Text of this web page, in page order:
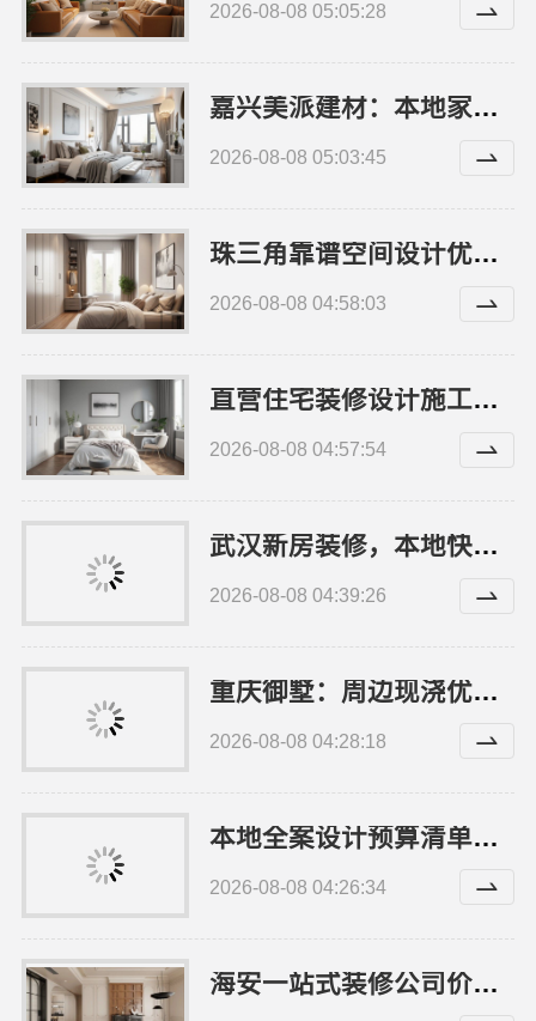
2026-08-08 05:05:28
嘉兴美派建材：本地家装服务靠谱商家
2026-08-08 05:03:45
珠三角靠谱空间设计优惠活动广东鼎饰空间装饰
2026-08-08 04:58:03
直营住宅装修设计施工婚房推荐浙江臻美新型建材有限公司
2026-08-08 04:57:54
武汉新房装修，本地快装轻量透明报价
2026-08-08 04:39:26
重庆御墅：周边现浇优惠环保材料
2026-08-08 04:28:18
本地全案设计预算清单创益讯建筑-湖南创益讯建筑有限公司
2026-08-08 04:26:34
海安一站式装修公司价格，南通宏域全宅装饰建材有限公司